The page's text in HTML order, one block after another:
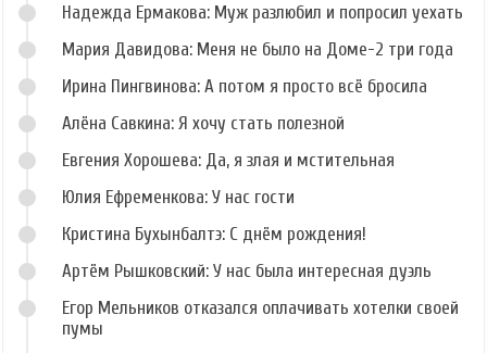
Надежда Ермакова: Муж разлюбил и попросил уехать
Мария Давидова: Меня не было на Доме-2 три года
Ирина Пингвинова: А потом я просто всё бросила
Алёна Савкина: Я хочу стать полезной
Евгения Хорошева: Да, я злая и мстительная
Юлия Ефременкова: У нас гости
Кристина Бухынбалтэ: С днём рождения!
Артём Рышковский: У нас была интересная дуэль
Егор Мельников отказался оплачивать хотелки своей
пумы